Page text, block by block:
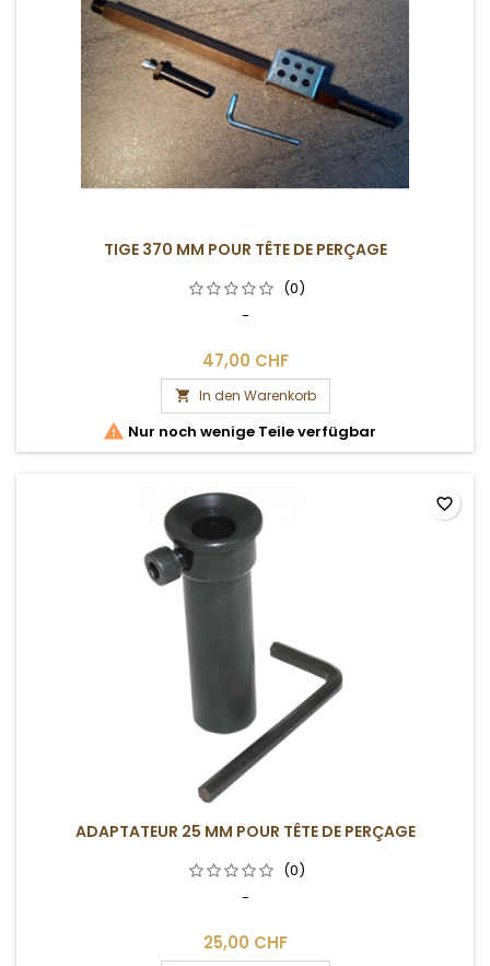
TIGE 370 MM POUR TÊTE DE PERÇAGE
(0)
-
47,00 CHF
 In den Warenkorb
 Nur noch wenige Teile verfügbar
ADAPTATEUR 25 MM POUR TÊTE DE PERÇAGE
(0)
-
25,00 CHF
favorite_border